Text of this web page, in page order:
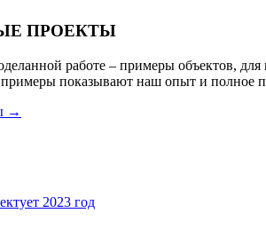
ПРОЕКТЫ
работе – примеры объектов,
показывают наш опыт и полное
→
2023 год